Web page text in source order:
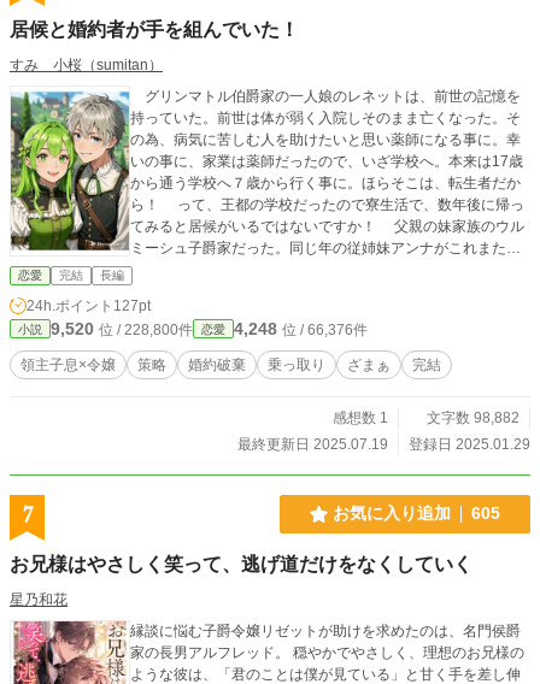
居候と婚約者が手を組んでいた！
すみ 小桜（sumitan）
グリンマトル伯爵家の一人娘のレネットは、前世の記憶を
持っていた。前世は体が弱く入院しそのまま亡くなった。そ
の為、病気に苦しむ人を助けたいと思い薬師になる事に。幸
いの事に、家業は薬師だったので、いざ学校へ。本来は17歳
から通う学校へ７歳から行く事に。ほらそこは、転生者だか
ら！ って、王都の学校だったので寮生活で、数年後に帰っ
てみると居候がいるではないですか！ 父親の妹家族のウル
ミーシュ子爵家だった。同じ年の従姉妹アンナがこれまたわ
がまま。 アンアの母親で父親の妹のエルダがこれまたくせ
者で。 最悪な事態が起き、レネットの思い描いていた未来
は消え去った。家族と末永く幸せと願った未来が――。
恋愛 完結 長編
24h.ポイント 127pt
小説 9,520 位 / 228,800件 恋愛 4,248 位 / 66,376件
領主子息×令嬢 策略 婚約破棄 乗っ取り ざまぁ 完結
感想数 1
文字数 98,882
最終更新日 2025.07.19
登録日 2025.01.29
7 お気に入り追加 605
お兄様はやさしく笑って、逃げ道だけをなくしていく
星乃和花
縁談に悩む子爵令嬢リゼットが助けを求めたのは、名門侯爵
家の長男アルフレッド。 穏やかでやさしく、理想のお兄様の
ような彼は、「君のことは僕が見ている」と甘く手を差し伸